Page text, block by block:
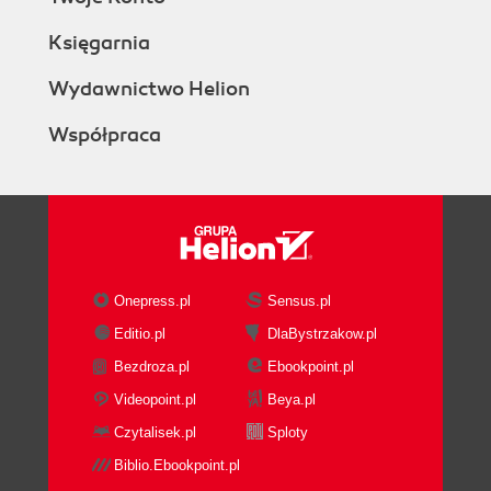
Księgarnia
Wydawnictwo Helion
Współpraca
Onepress.pl
Sensus.pl
Editio.pl
DlaBystrzakow.pl
Bezdroza.pl
Ebookpoint.pl
Videopoint.pl
Beya.pl
Czytalisek.pl
Sploty
Biblio.Ebookpoint.pl